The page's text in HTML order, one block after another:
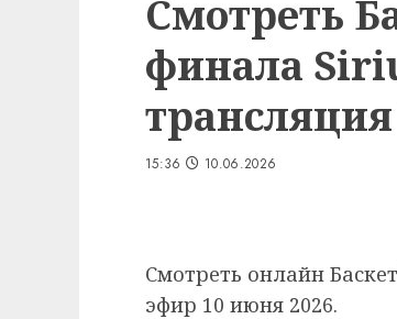
Смотреть
финала
15:36 10.06.2026
Смотреть онлайн
эфир 10 июня 2026.